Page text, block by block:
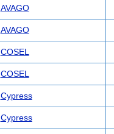
AVAGO
AVAGO
COSEL
COSEL
Cypress
Cypress